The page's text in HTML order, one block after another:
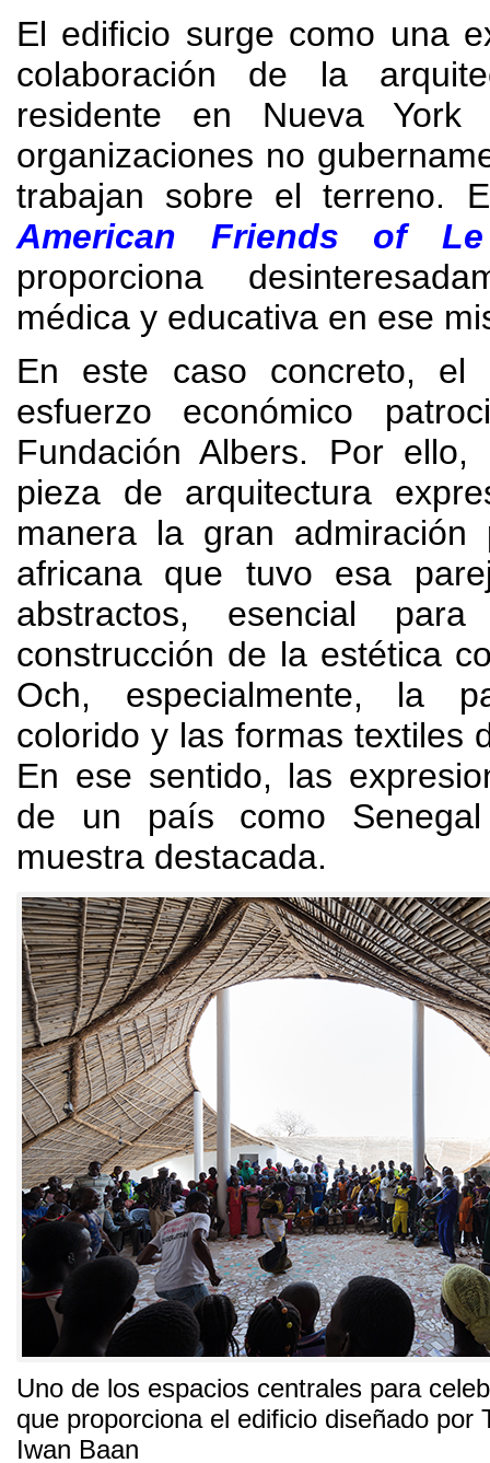
El edificio surge como una
colaboración de la
residente en Nueva York
organizaciones no
trabajan sobre el terreno.
American Friends of
proporciona
médica y educativa en ese
En este caso concreto, el
esfuerzo económico
Fundación Albers. Por ello,
pieza de arquitectura
manera la gran admiración
africana que tuvo esa
abstractos, esencial
construcción de la estética
Och, especialmente, la
colorido y las formas textiles
En ese sentido, las
de un país como
muestra destacada.
Uno de los espacios centrales para
que proporciona el edificio diseñado por
Iwan Baan